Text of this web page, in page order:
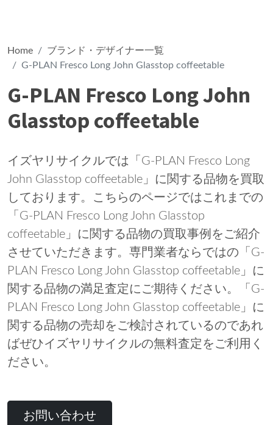
Home
ブランド・デザイナー一覧
G-PLAN Fresco Long John Glasstop coffeetable
G-PLAN Fresco Long John
Glasstop coffeetable
イズヤリサイクルでは「G-PLAN Fresco Long
John Glasstop coffeetable」に関する品物を買取
しております。こちらのページではこれまでの
「G-PLAN Fresco Long John Glasstop
coffeetable」に関する品物の買取事例をご紹介
させていただきます。専門業者ならではの「G-
PLAN Fresco Long John Glasstop coffeetable」に
関する品物の満足査定にご期待ください。「G-
PLAN Fresco Long John Glasstop coffeetable」に
関する品物の売却をご検討されているのであれ
ばぜひイズヤリサイクルの無料査定をご利用く
ださい。
お問い合わせ